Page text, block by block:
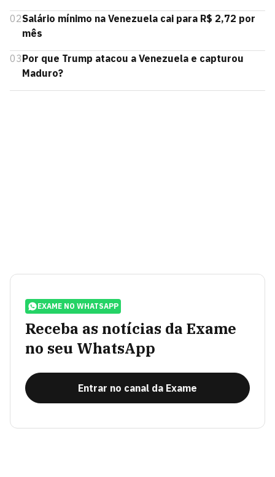
02Salário mínimo na Venezuela cai para R$ 2,72 por
mês
03Por que Trump atacou a Venezuela e capturou
Maduro?
EXAME NO WHATSAPP
Receba as notícias da Exame
no seu WhatsApp
Entrar no canal da Exame